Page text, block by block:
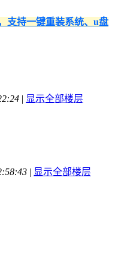
支持一键重装系统、u盘
| 显示全部楼层
| 显示全部楼层